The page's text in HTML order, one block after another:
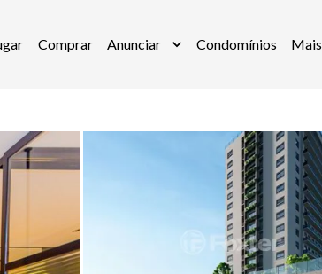
Comprar Anunciar Condomínios Mais